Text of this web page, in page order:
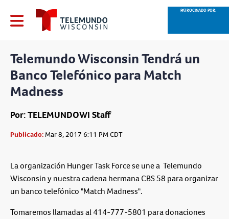
PATROCINADO POR:
Telemundo Wisconsin Tendrá un
Banco Telefónico para Match
Madness
Por: TELEMUNDOWI Staff
Publicado: Mar 8, 2017 6:11 PM CDT
La organización Hunger Task Force se une a Telemundo
Wisconsin y nuestra cadena hermana CBS 58 para organizar
un banco telefónico "Match Madness".
Tomaremos llamadas al 414-777-5801 para donaciones